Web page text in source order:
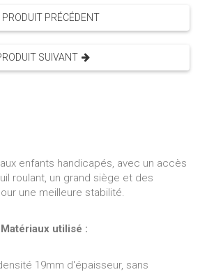
PRODUIT PRÉCÉDENT
SUIVANT
enfants handicapés, avec un accès
roulant, un grand siège et des
une meilleure stabilité.
utilisé :
19mm d'épaisseur, sans